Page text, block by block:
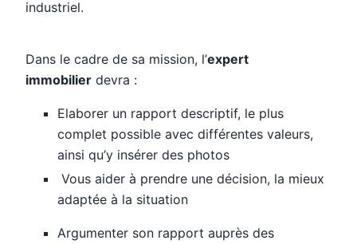
industriel.
Dans le cadre de sa mission, l’expert
immobilier devra :
Elaborer un rapport descriptif, le plus
complet possible avec différentes valeurs,
ainsi qu’y insérer des photos
Vous aider à prendre une décision, la mieux
adaptée à la situation
Argumenter son rapport auprès des